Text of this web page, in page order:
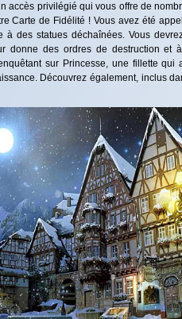
accès privilégié qui vous offre de
Carte de Fidélité ! Vous avez été
à des statues déchaînées. Vous
donne des ordres de destruction et
sur Princesse, une fillette
Découvrez également, inclus